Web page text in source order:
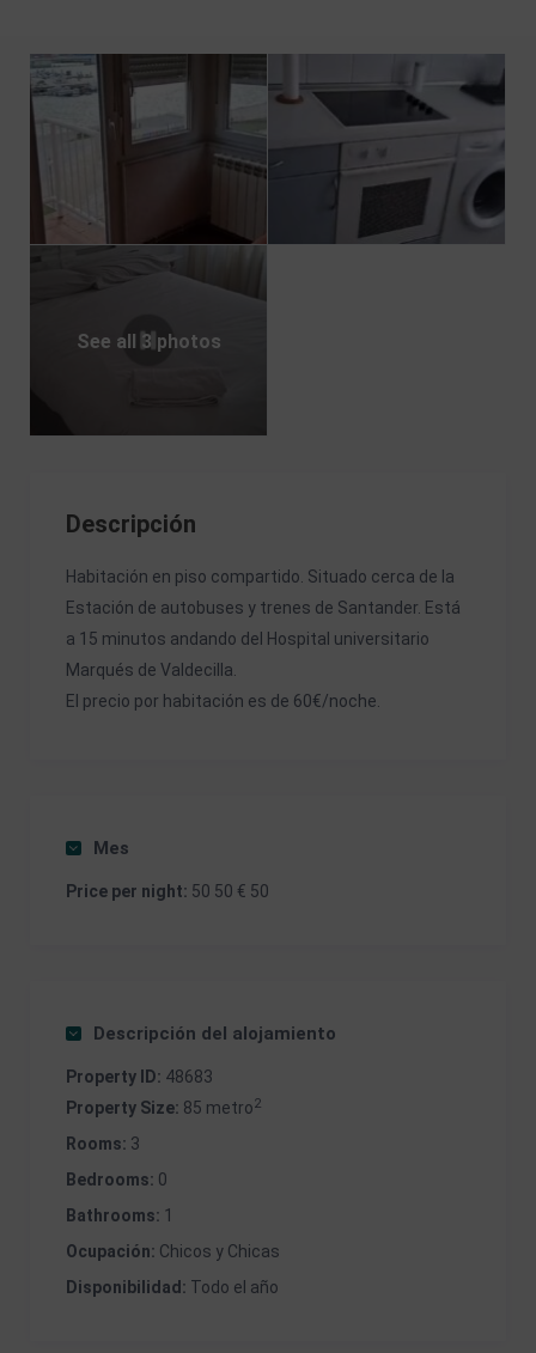
See all 3 photos
Descripción
Habitación en piso compartido. Situado cerca de la
Estación de autobuses y trenes de Santander. Está
a 15 minutos andando del Hospital universitario
Marqués de Valdecilla.
El precio por habitación es de 60€/noche.
Mes
Price per night: 50 50 € 50
Descripción del alojamiento
Property ID: 48683
Property Size: 85 metro2
Rooms: 3
Bedrooms: 0
Bathrooms: 1
Ocupación: Chicos y Chicas
Disponibilidad: Todo el año